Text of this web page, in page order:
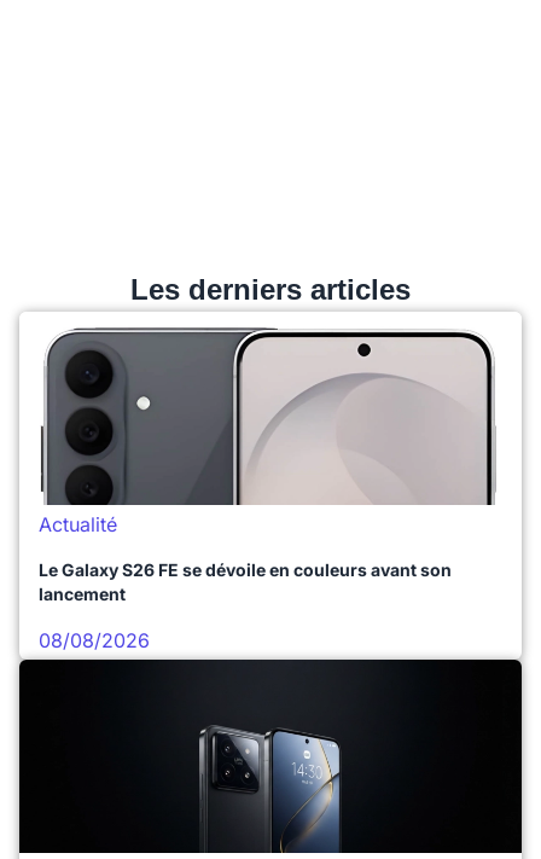
Les derniers articles
Actualité
Le Galaxy S26 FE se dévoile en couleurs avant son
lancement
08/08/2026